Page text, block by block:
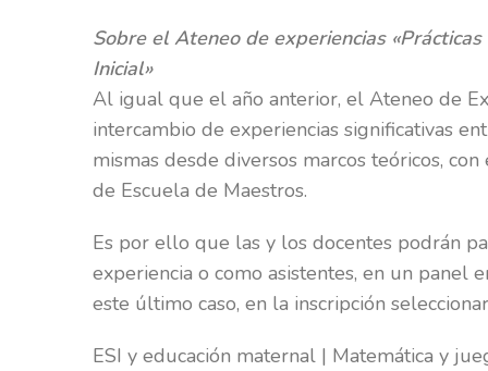
Sobre el Ateneo de experiencias
Inicial»
Al igual que el año anterior, el Ateneo de
intercambio de experiencias significativas
mismas desde diversos marcos teóricos,
de Escuela de Maestros.
Es por ello que las y los docentes podrán
experiencia o como asistentes, en un panel
este último caso, en la inscripción
ESI y educación maternal | Matemática y